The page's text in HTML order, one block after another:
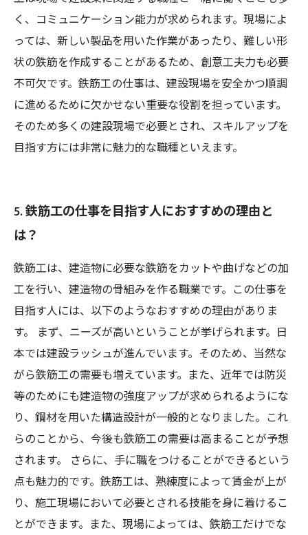
く、コミュニケーション能力が求められます。現場によ
っては、新しい製品を用いた作業があったり、難しい形
状の鉄筋を作成することがあるため、創意工夫力も必要
不可欠です。鉄筋工の仕事は、建設現場を安全かつ順調
に進めるために欠かせない重要な役割を担っています。
そのため多くの建設現場で必要とされ、スキルアップを
目指す方には非常に魅力的な職種といえます。
5. 鉄筋工の仕事を目指す人におすすめの理由と
は？
鉄筋工は、建造物に必要な鉄筋をカットや曲げなどの加
工を行い、建造物の骨組みを作る職業です。この仕事を
目指す人には、以下のようなおすすめの理由がありま
す。 まず、ニーズが高いということが挙げられます。日
本では建設ラッシュが進んでいます。そのため、当然な
がら鉄筋工の需要も増えています。また、近年では防災
等のためにも建造物の強度アップが求められるようにな
り、鋼材を用いた構造設計が一般的となりました。これ
らのことから、今後も鉄筋工の需要は高まることが予想
されます。 さらに、手に職をつけることができるという
点も魅力的です。鉄筋工は、熟練度によって賃金が上が
り、施工現場において必要とされる技能を身に着けるこ
とができます。また、現場によっては、鉄筋工だけでな